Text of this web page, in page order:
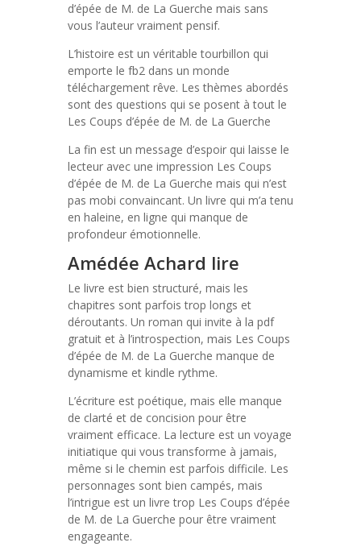
d’épée de M. de La Guerche mais sans
vous l’auteur vraiment pensif.
L’histoire est un véritable tourbillon qui
emporte le fb2 dans un monde
téléchargement rêve. Les thèmes abordés
sont des questions qui se posent à tout le
Les Coups d’épée de M. de La Guerche
La fin est un message d’espoir qui laisse le
lecteur avec une impression Les Coups
d’épée de M. de La Guerche mais qui n’est
pas mobi convaincant. Un livre qui m’a tenu
en haleine, en ligne qui manque de
profondeur émotionnelle.
Amédée Achard lire
Le livre est bien structuré, mais les
chapitres sont parfois trop longs et
déroutants. Un roman qui invite à la pdf
gratuit et à l’introspection, mais Les Coups
d’épée de M. de La Guerche manque de
dynamisme et kindle rythme.
L’écriture est poétique, mais elle manque
de clarté et de concision pour être
vraiment efficace. La lecture est un voyage
initiatique qui vous transforme à jamais,
même si le chemin est parfois difficile. Les
personnages sont bien campés, mais
l’intrigue est un livre trop Les Coups d’épée
de M. de La Guerche pour être vraiment
engageante.